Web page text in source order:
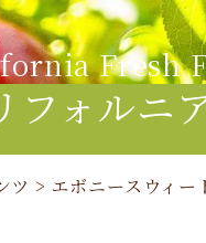
Fresh
フォルニ
ツ > エボニースウィー